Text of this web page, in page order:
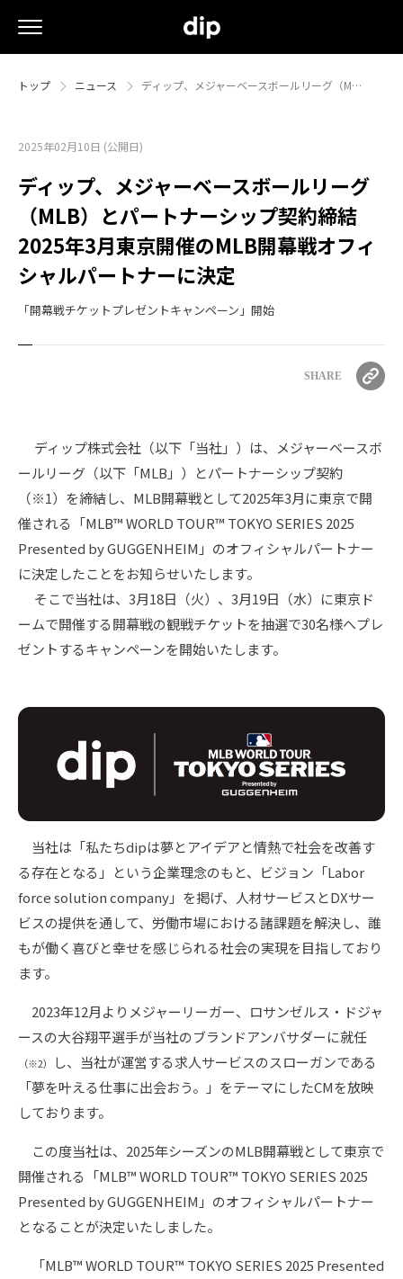
トップ ニュース ディップ、メジャーベースボールリーグ（M…
2025年02月10日 (公開日)
ディップ、メジャーベースボールリーグ
（MLB）とパートナーシップ契約締結
2025年3月東京開催のMLB開幕戦オフィ
シャルパートナーに決定
「開幕戦チケットプレゼントキャンペーン」開始
SHARE
ディップ株式会社（以下「当社」）は、メジャーベースボ
ールリーグ（以下「MLB」）とパートナーシップ契約
（※1）を締結し、MLB開幕戦として2025年3月に東京で開
催される「MLB™ WORLD TOUR™ TOKYO SERIES 2025
Presented by GUGGENHEIM」のオフィシャルパートナー
に決定したことをお知らせいたします。
そこで当社は、3月18日（火）、3月19日（水）に東京ド
ームで開催する開幕戦の観戦チケットを抽選で30名様へプレ
ゼントするキャンペーンを開始いたします。
当社は「私たちdipは夢とアイデアと情熱で社会を改善す
る存在となる」という企業理念のもと、ビジョン「Labor
force solution company」を掲げ、人材サービスとDXサー
ビスの提供を通して、労働市場における諸課題を解決し、誰
もが働く喜びと幸せを感じられる社会の実現を目指しており
ます。
2023年12月よりメジャーリーガー、ロサンゼルス・ドジャ
ースの大谷翔平選手が当社のブランドアンバサダーに就任
（※2）
し、当社が運営する求人サービスのスローガンである
「夢を叶える仕事に出会おう。」をテーマにしたCMを放映
しております。
この度当社は、2025年シーズンのMLB開幕戦として東京で
開催される「MLB™ WORLD TOUR™ TOKYO SERIES 2025
Presented by GUGGENHEIM」のオフィシャルパートナー
となることが決定いたしました。
「MLB™ WORLD TOUR™ TOKYO SERIES 2025 Presented